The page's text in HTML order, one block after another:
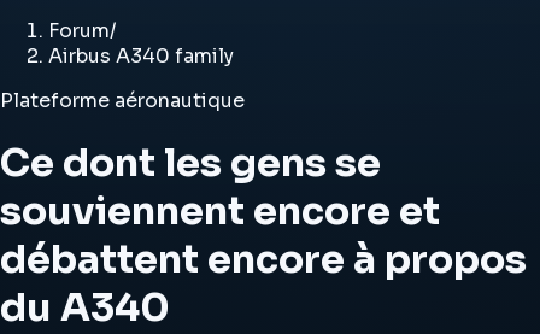
Forum/
Airbus A340 family
Plateforme aéronautique
Ce dont les gens se
souviennent encore et
débattent encore à propos
du A340